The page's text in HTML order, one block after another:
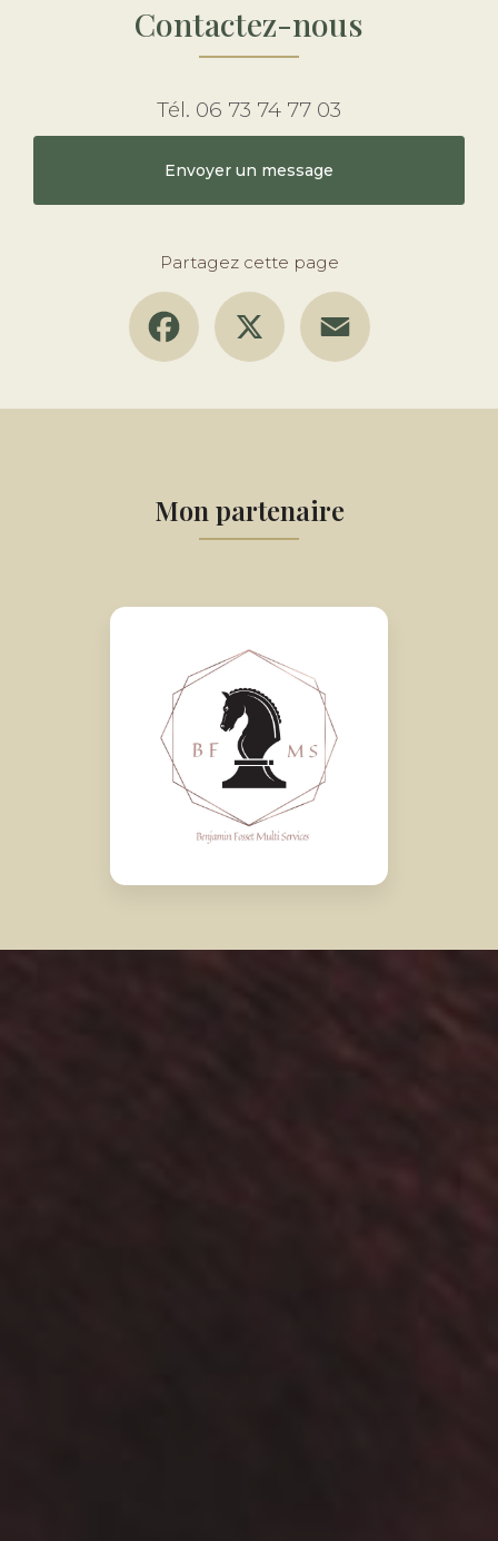
Contactez-nous
Tél. 06 73 74 77 03
Envoyer un message
Partagez cette page
Facebook
Mon partenaire